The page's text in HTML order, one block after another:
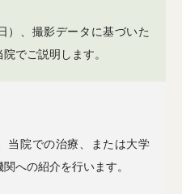
）、撮影データに基づいた
でご説明します。
当院での治療、または大学
への紹介を行います。